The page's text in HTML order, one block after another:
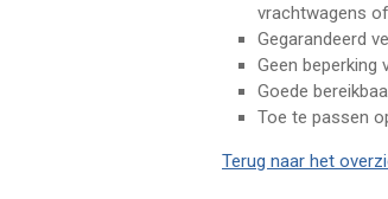
vrachtwagens
Gegarandeerd
Geen beperking
Goede
Toe te passen
Terug naar het